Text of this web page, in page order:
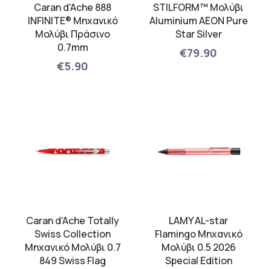
Caran d'Ache 888
INFINITE® Μηχανικό
Μολύβι Πράσινο
0.7mm
€5.90
STILFORM™ Μολύβι
Aluminium AEON Pure
Star Silver
€79.90
Caran d'Ache Totally
Swiss Collection
Μηχανικό Μολύβι 0.7
849 Swiss Flag
LAMY AL-star
Flamingo Μηχανικό
Μολύβι 0.5 2026
Special Edition